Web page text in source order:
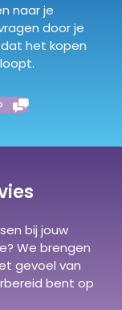
naar je
door je
het kopen
bij jouw
We brengen
gevoel van
bent op